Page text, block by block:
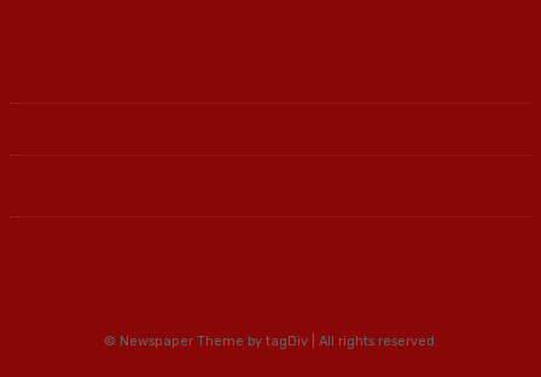
© Newspaper Theme by tagDiv | All rights reserved.